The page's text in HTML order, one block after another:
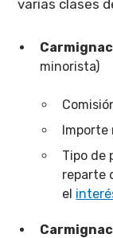
varias clases
minorista)
Importe
Tipo de
reparte
el
Carmignac